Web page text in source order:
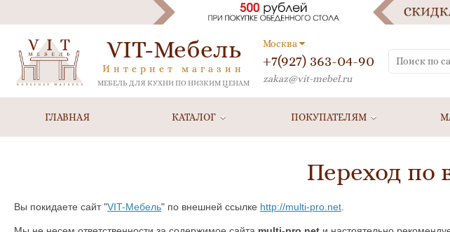
VIT-Мебель
Интернет магазин
МЕБЕЛЬ ДЛЯ КУХНИ ПО НИЗКИМ ЦЕНАМ
Москва
+7(927) 363-04-90
zakaz@vit-mebel.ru
ГЛАВНАЯ КАТАЛОГ ПОКУПАТЕЛЯМ
Переход по
Вы покидаете сайт "VIT-Мебель" по внешней ссылке http://multi-pro.net